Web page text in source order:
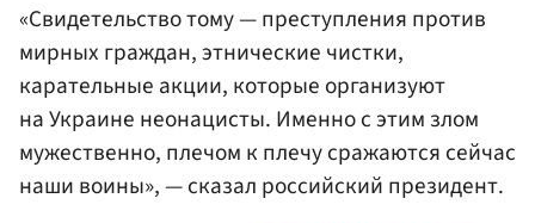
«Свидетельство тому — преступления против
мирных граждан, этнические чистки,
карательные акции, которые организуют
на Украине неонацисты. Именно с этим злом
мужественно, плечом к плечу сражаются сейчас
наши воины», — сказал российский президент.